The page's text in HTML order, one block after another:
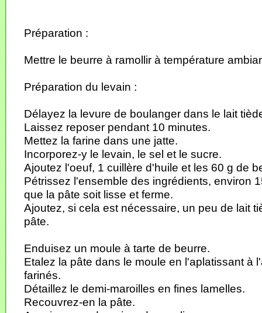
Préparation :
Mettre le beurre à ramollir à température
Préparation du levain :
Délayez la levure de boulanger dans le lait
Laissez reposer pendant 10 minutes.
Mettez la farine dans une jatte.
Incorporez-y le levain, le sel et le sucre.
Ajoutez l'oeuf, 1 cuillère d'huile et les 60 g de
Pétrissez l'ensemble des ingrédients, environ
que la pâte soit lisse et ferme.
Ajoutez, si cela est nécessaire, un peu de lait
pâte.
Enduisez un moule à tarte de beurre.
Etalez la pâte dans le moule en l'aplatissant à
farinés.
Détaillez le demi-maroilles en fines lamelles.
Recouvrez-en la pâte.